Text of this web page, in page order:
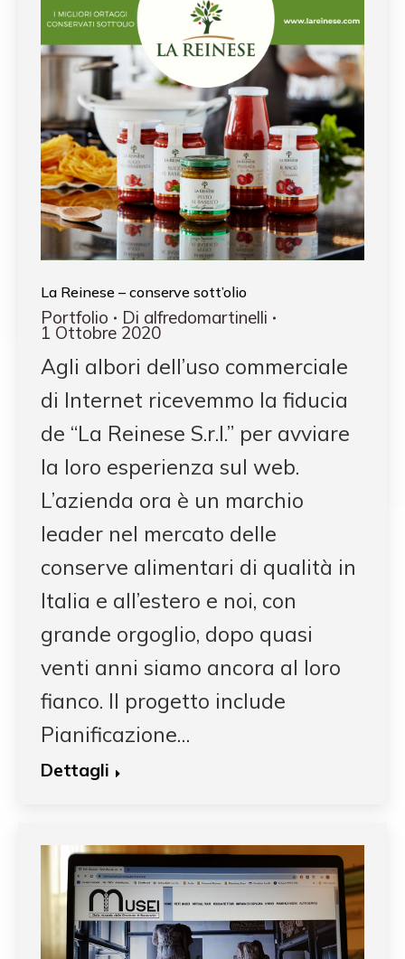
La Reinese – conserve sott’olio
Portfolio Di alfredomartinelli
1 Ottobre 2020
Agli albori dell’uso commerciale
di Internet ricevemmo la fiducia
de “La Reinese S.r.l.” per avviare
la loro esperienza sul web.
L’azienda ora è un marchio
leader nel mercato delle
conserve alimentari di qualità in
Italia e all’estero e noi, con
grande orgoglio, dopo quasi
venti anni siamo ancora al loro
fianco. Il progetto include
Pianificazione…
Dettagli